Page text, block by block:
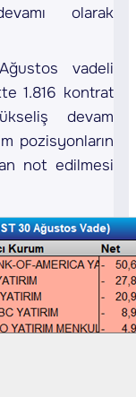
olarak
vadeli
1.816 kontrat
devam
pozisyonların
not edilmesi